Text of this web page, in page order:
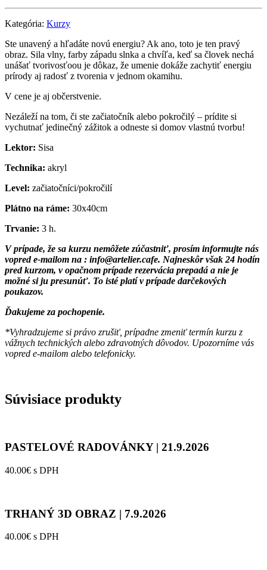
Kategória: Kurzy
Ste unavený a hľadáte novú energiu? Ak ano, toto je ten pravý
obraz. Sila vlny, farby západu slnka a chvíľa, keď sa človek nechá
unášať tvorivosťoou je dôkaz, že umenie dokáže zachytiť energiu
prírody aj radosť z tvorenia v jednom okamihu.
V cene je aj občerstvenie.
Nezáleží na tom, či ste začiatočník alebo pokročilý – prídite si
vychutnať jedinečný zážitok a odneste si domov vlastnú tvorbu!
Lektor: Sisa
Technika: akryl
Level: začiatočníci/pokročilí
Plátno na ráme: 30x40cm
Trvanie: 3 h.
V prípade, že sa kurzu nemôžete zúčastniť, prosím informujte nás
vopred e-mailom na : info@artelier.cafe. Najneskôr však 24 hodín
pred kurzom, v opačnom prípade rezervácia prepadá a nie je
možné si ju presunúť. To isté platí v prípade darčekových
poukazov.
Ďakujeme za pochopenie.
*Vyhradzujeme si právo zrušiť, prípadne zmeniť termín kurzu z
vážnych technických alebo zdravotných dôvodov. Upozorníme vás
vopred e-mailom alebo telefonicky.
Súvisiace produkty
PASTELOVÉ RADOVÁNKY | 21.9.2026
40.00€ s DPH
TRHANÝ 3D OBRAZ | 7.9.2026
40.00€ s DPH